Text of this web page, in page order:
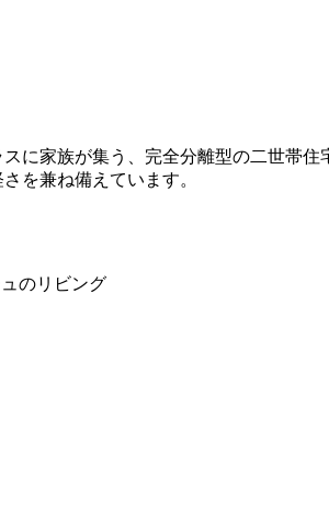
に家族が集う、完全分離型の二世帯住
を兼ね備えています。
のリビング